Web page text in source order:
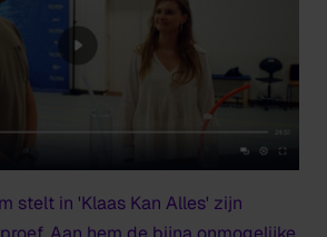
stelt in 'Klaas Kan Alles' zijn